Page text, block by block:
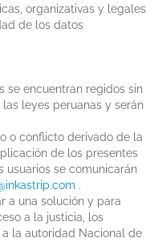
organizativas y legales
de los datos
se encuentran regidos sin
leyes peruanas y serán
o conflicto derivado de la
de los presentes
usuarios se comunicarán
.
a una solución y para
a la justicia, los
la autoridad Nacional de